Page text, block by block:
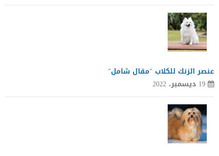
عنصر الزنك للكلاب "مقال شامل"
19 ديسمبر، 2022